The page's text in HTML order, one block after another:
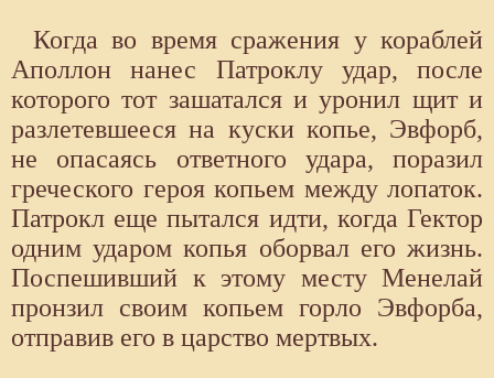
Когда во время сражения у кораблей
Аполлон нанес Патроклу удар, после
которого тот зашатался и уронил щит и
разлетевшееся на куски копье, Эвфорб,
не опасаясь ответного удара, поразил
греческого героя копьем между лопаток.
Патрокл еще пытался идти, когда Гектор
одним ударом копья оборвал его жизнь.
Поспешивший к этому месту Менелай
пронзил своим копьем горло Эвфорба,
отправив его в царство мертвых.